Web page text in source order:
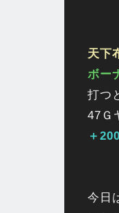
天下
ボー
打つ
47Ｇ
＋
今日